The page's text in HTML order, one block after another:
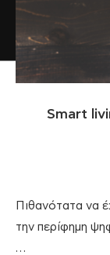
Smart
Πιθανότατα να
την περίφημη
…